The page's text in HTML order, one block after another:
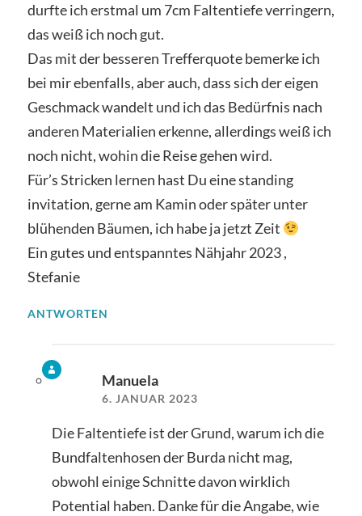
durfte ich erstmal um 7cm Faltentiefe verringern,
das weiß ich noch gut.
Das mit der besseren Trefferquote bemerke ich
bei mir ebenfalls, aber auch, dass sich der eigen
Geschmack wandelt und ich das Bedürfnis nach
anderen Materialien erkenne, allerdings weiß ich
noch nicht, wohin die Reise gehen wird.
Für’s Stricken lernen hast Du eine standing
invitation, gerne am Kamin oder später unter
blühenden Bäumen, ich habe ja jetzt Zeit
Ein gutes und entspanntes Nähjahr 2023 ,
Stefanie
ANTWORTEN
Manuela
6. JANUAR 2023
Die Faltentiefe ist der Grund, warum ich die
Bundfaltenhosen der Burda nicht mag,
obwohl einige Schnitte davon wirklich
Potential haben. Danke für die Angabe, wie